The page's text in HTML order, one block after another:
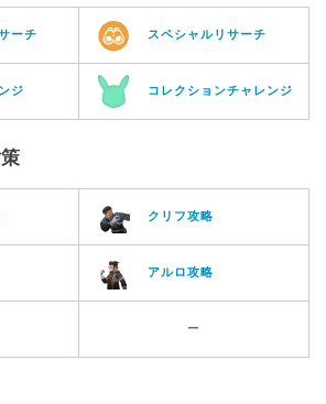
ーチ スペシャルリサーチ
ジ コレクションチャレンジ
クリフ攻略
アルロ攻略
ー